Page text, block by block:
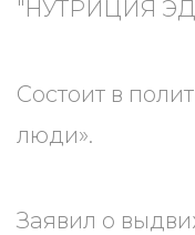
"НУТРИЦИЯ
Состоит в
люди».
Заявил о